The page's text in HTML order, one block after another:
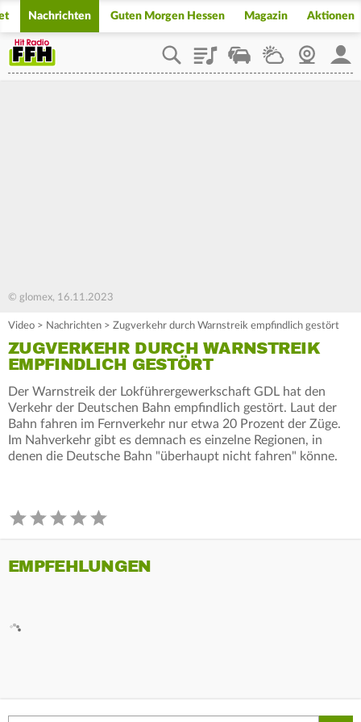
Nachrichten Guten Morgen Hessen Magazin Aktionen
PlaylistStaupilotWetterWebcam
© glomex, 16.11.2023
Video > Nachrichten > Zugverkehr durch Warnstreik empfindlich gestört
ZUGVERKEHR DURCH WARNSTREIK
EMPFINDLICH GESTÖRT
Der Warnstreik der Lokführergewerkschaft GDL hat den
Verkehr der Deutschen Bahn empfindlich gestört. Laut der
Bahn fahren im Fernverkehr nur etwa 20 Prozent der Züge.
Im Nahverkehr gibt es demnach es einzelne Regionen, in
denen die Deutsche Bahn "überhaupt nicht fahren" könne.
EMPFEHLUNGEN